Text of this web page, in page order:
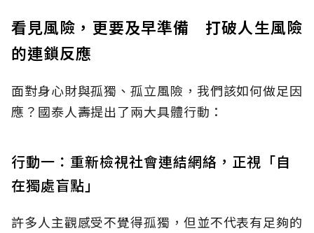
看見風險，更要及早準備 打破人生風險
的連鎖反應
面對身心財與孤獨、孤立風險，我們該如何做足因
應？國泰人壽提出了兩大具體行動：
行動一：重新檢視社會連結網絡，正視「自
在獨處盲點」
許多人主觀感受不覺得孤獨，但並不代表有足夠的